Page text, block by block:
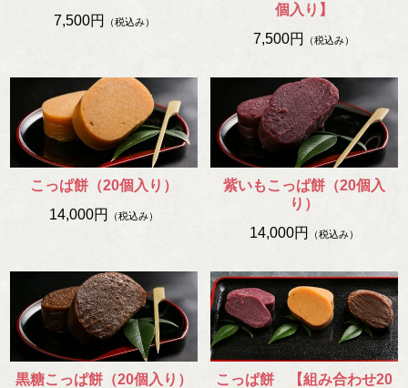
7,500円
（税込み）
個入り】
7,500円
（税込み）
こっぱ餅（20個入り）
14,000円
（税込み）
紫いもこっぱ餅（20個入
り）
14,000円
（税込み）
黒糖こっぱ餅（20個入り）
こっぱ餅 【組み合わせ20